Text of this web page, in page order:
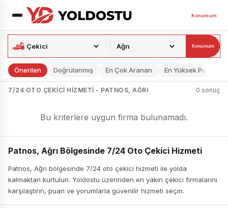
Konumum
Konumum
Önerilen Doğrulanmış En Çok Aranan En Yüksek Puan
7/24 OTO ÇEKICI HIZMETI - PATNOS, AĞRI 0 sonuç
Bu kriterlere uygun firma bulunamadı.
Patnos, Ağrı Bölgesinde 7/24 Oto Çekici Hizmeti
Patnos, Ağrı bölgesinde 7/24 oto çekici hizmeti ile yolda
kalmaktan kurtulun. Yoldostu üzerinden en yakın çekici firmalarını
karşılaştırın, puan ve yorumlarla güvenilir hizmeti seçin.